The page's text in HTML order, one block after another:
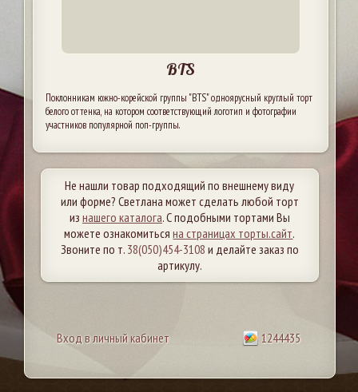
BTS
Поклонникам южно-корейской группы "BTS" одноярусный круглый торт
белого оттенка, на котором соответствующий логотип и фотографии
участников популярной поп-группы.
Не нашли товар подходящий по внешнему виду
или форме? Светлана может сделать любой торт
из нашего каталога. С подобными тортами Вы
можете ознакомитьсяна страницах торты.сайт.
Звоните по т. 38(050)454-3108 и делайте заказ по
артикулу.
Вход в личный кабинет 1244435